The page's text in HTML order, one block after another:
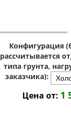
Конфигурация
рассчитывается
типа грунта,
заказчика):
Цена от: 1